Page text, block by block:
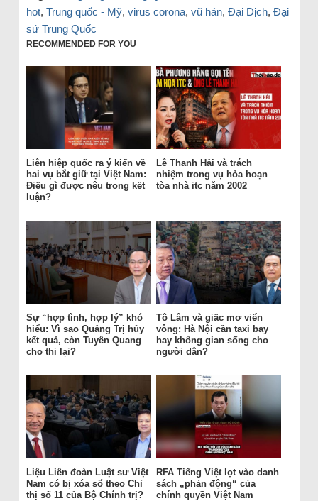
hot, Trung quốc - Mỹ, virus corona, vũ hán, Đại Dịch, Đại
sứ Trung Quốc
RECOMMENDED FOR YOU
Liên hiệp quốc ra ý kiến về
hai vụ bắt giữ tại Việt Nam:
Điều gì được nêu trong kết
luận?
Lê Thanh Hải và trách
nhiệm trong vụ hỏa hoạn
tòa nhà itc năm 2002
Sự “hợp tình, hợp lý” khó
hiểu: Vì sao Quảng Trị hủy
kết quả, còn Tuyên Quang
cho thi lại?
Tô Lâm và giấc mơ viển
vông: Hà Nội cần taxi bay
hay không gian sống cho
người dân?
Liệu Liên đoàn Luật sư Việt
Nam có bị xóa sổ theo Chỉ
thị số 11 của Bộ Chính trị?
RFA Tiếng Việt lọt vào danh
sách „phản động“ của
chính quyền Việt Nam